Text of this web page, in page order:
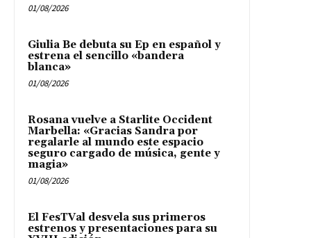
01/08/2026
Giulia Be debuta su Ep en español y
estrena el sencillo «bandera
blanca»
01/08/2026
Rosana vuelve a Starlite Occident
Marbella: «Gracias Sandra por
regalarle al mundo este espacio
seguro cargado de música, gente y
magia»
01/08/2026
El FesTVal desvela sus primeros
estrenos y presentaciones para su